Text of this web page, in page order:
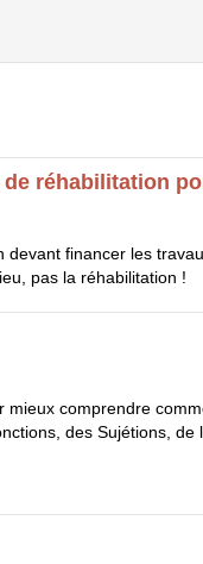
de réhabilitation
financer les
pas la réhabilitation !
comprendre
des Sujétions, de